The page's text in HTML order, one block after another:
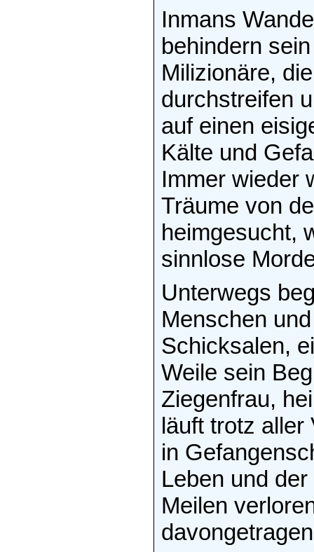
Inmans
behindern
Milizionäre,
durchstreifen
auf einen
Kälte und
Immer wieder
Träume von
heimgesucht,
sinnlose
Unterwegs
Menschen
Schicksalen,
Weile sein
Ziegenfrau,
läuft trotz aller
in
Leben und
Meilen